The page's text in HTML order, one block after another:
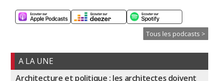
Tous les podcasts >
A LA UNE
Architecture et politique : les architectes doivent